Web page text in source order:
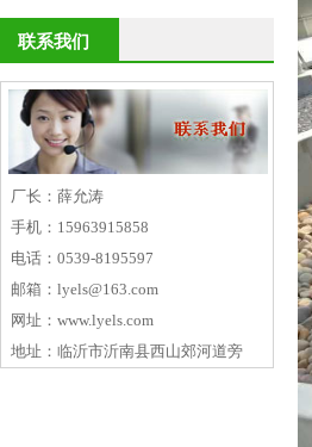
联系我们
厂长：薛允涛
手机：15963915858
电话：0539-8195597
邮箱：lyels@163.com
网址：www.lyels.com
地址：临沂市沂南县西山郊河道旁